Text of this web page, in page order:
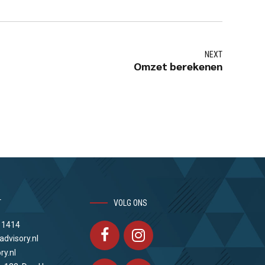
NEXT
Omzet berekenen
1414
VOLG ONS